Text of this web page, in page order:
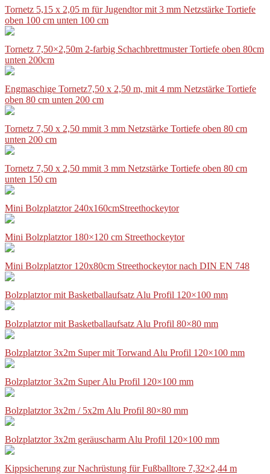
Tornetz 5,15 x 2,05 m für Jugendtor mit 3 mm Netzstärke Tortiefe
oben 100 cm unten 100 cm
Tornetz 7,50×2,50m 2-farbig Schachbrettmuster Tortiefe oben 80cm
unten 200cm
Engmaschige Tornetz7,50 x 2,50 m, mit 4 mm Netzstärke Tortiefe
oben 80 cm unten 200 cm
Tornetz 7,50 x 2,50 mmit 3 mm Netzstärke Tortiefe oben 80 cm
unten 200 cm
Tornetz 7,50 x 2,50 mmit 3 mm Netzstärke Tortiefe oben 80 cm
unten 150 cm
Mini Bolzplatztor 240x160cmStreethockeytor
Mini Bolzplatztor 180×120 cm Streethockeytor
Mini Bolzplatztor 120x80cm Streethockeytor nach DIN EN 748
Bolzplatztor mit Basketballaufsatz Alu Profil 120×100 mm
Bolzplatztor mit Basketballaufsatz Alu Profil 80×80 mm
Bolzplatztor 3x2m Super mit Torwand Alu Profil 120×100 mm
Bolzplatztor 3x2m Super Alu Profil 120×100 mm
Bolzplatztor 3x2m / 5x2m Alu Profil 80×80 mm
Bolzplatztor 3x2m geräuscharm Alu Profil 120×100 mm
Kippsicherung zur Nachrüstung für Fußballtore 7,32×2,44 m